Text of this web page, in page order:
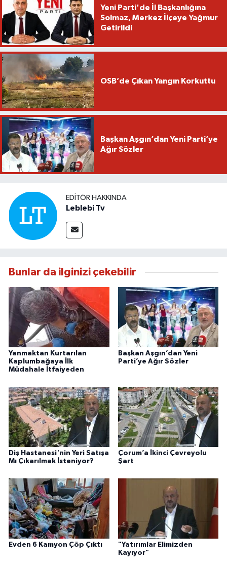
Yeni Parti'de İl Başkanlığına
Solmaz, Merkez İlçeye Yağmur
Getirildi
OSB’de Çıkan Yangın Korkuttu
Başkan Aşgın’dan Yeni Parti’ye
Ağır Sözler
EDITÖR HAKKINDA
Leblebi Tv
Bunlar da ilginizi çekebilir
Yanmaktan Kurtarılan
Kaplumbağaya İlk
Müdahale İtfaiyeden
Başkan Aşgın’dan Yeni
Parti’ye Ağır Sözler
Diş Hastanesi'nin Yeri Satışa
Mı Çıkarılmak İsteniyor?
Çorum’a İkinci Çevreyolu
Şart
Evden 6 Kamyon Çöp Çıktı
"Yatırımlar Elimizden
Kayıyor"